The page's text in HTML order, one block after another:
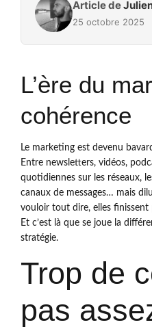
Article de
25 octobre 2025
L’ère du
cohérence
Le marketing est devenu
Entre newsletters, vidéos,
quotidiennes sur les réseaux,
canaux de messages… mais
vouloir tout dire, elles finissent
Et c’est là que se joue la
stratégie.
Trop de
pas